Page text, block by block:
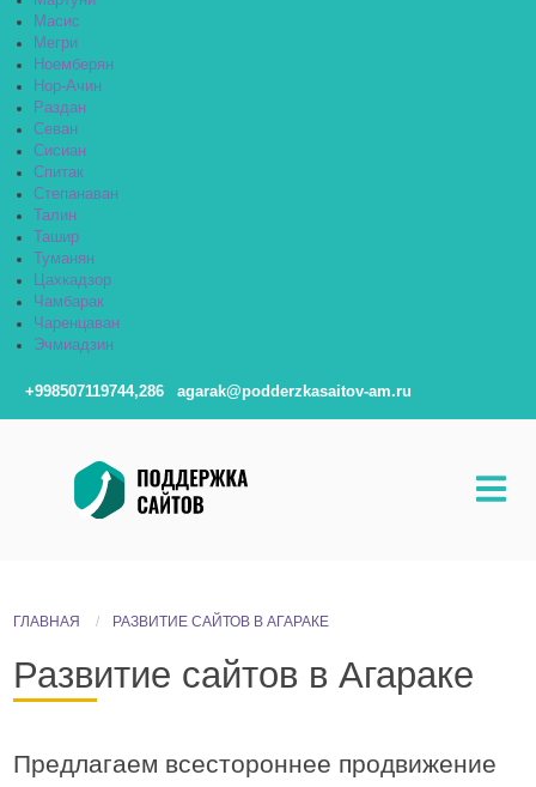
Масис
Мегри
Ноемберян
Нор-Ачин
Раздан
Севан
Сисиан
Спитак
Степанаван
Талин
Ташир
Туманян
Цахкадзор
Чамбарак
Чаренцаван
Эчмиадзин
+998507119744,286 agarak@podderzkasaitov-am.ru
ГЛАВНАЯ РАЗВИТИЕ САЙТОВ В АГАРАКЕ
Развитие сайтов в Агараке
Предлагаем всестороннее продвижение